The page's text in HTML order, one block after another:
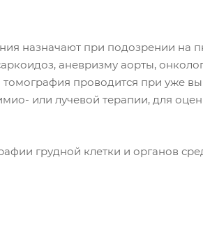
назначают при подозрении на
аневризму аорты,
проводится при уже
или лучевой терапии, для
грудной клетки и органов